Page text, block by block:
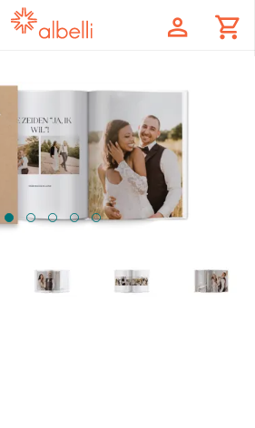
profile shopping_cart